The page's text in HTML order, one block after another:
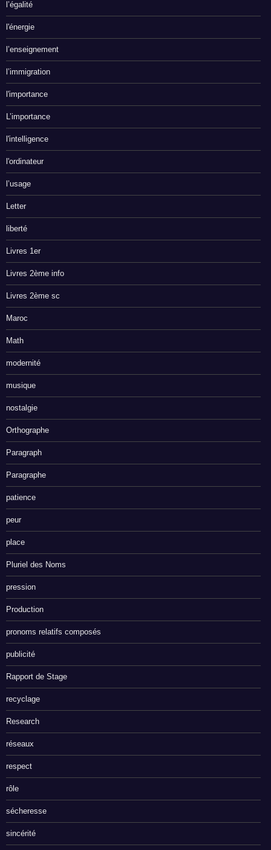
l’égalité
l'énergie
l’enseignement
l’immigration
l'importance
L’importance
l'intelligence
l'ordinateur
l’usage
Letter
liberté
Livres 1er
Livres 2ème info
Livres 2ème sc
Maroc
Math
modernité
musique
nostalgie
Orthographe
Paragraph
Paragraphe
patience
peur
place
Pluriel des Noms
pression
Production
pronoms relatifs composés
publicité
Rapport de Stage
recyclage
Research
réseaux
respect
rôle
sécheresse
sincérité